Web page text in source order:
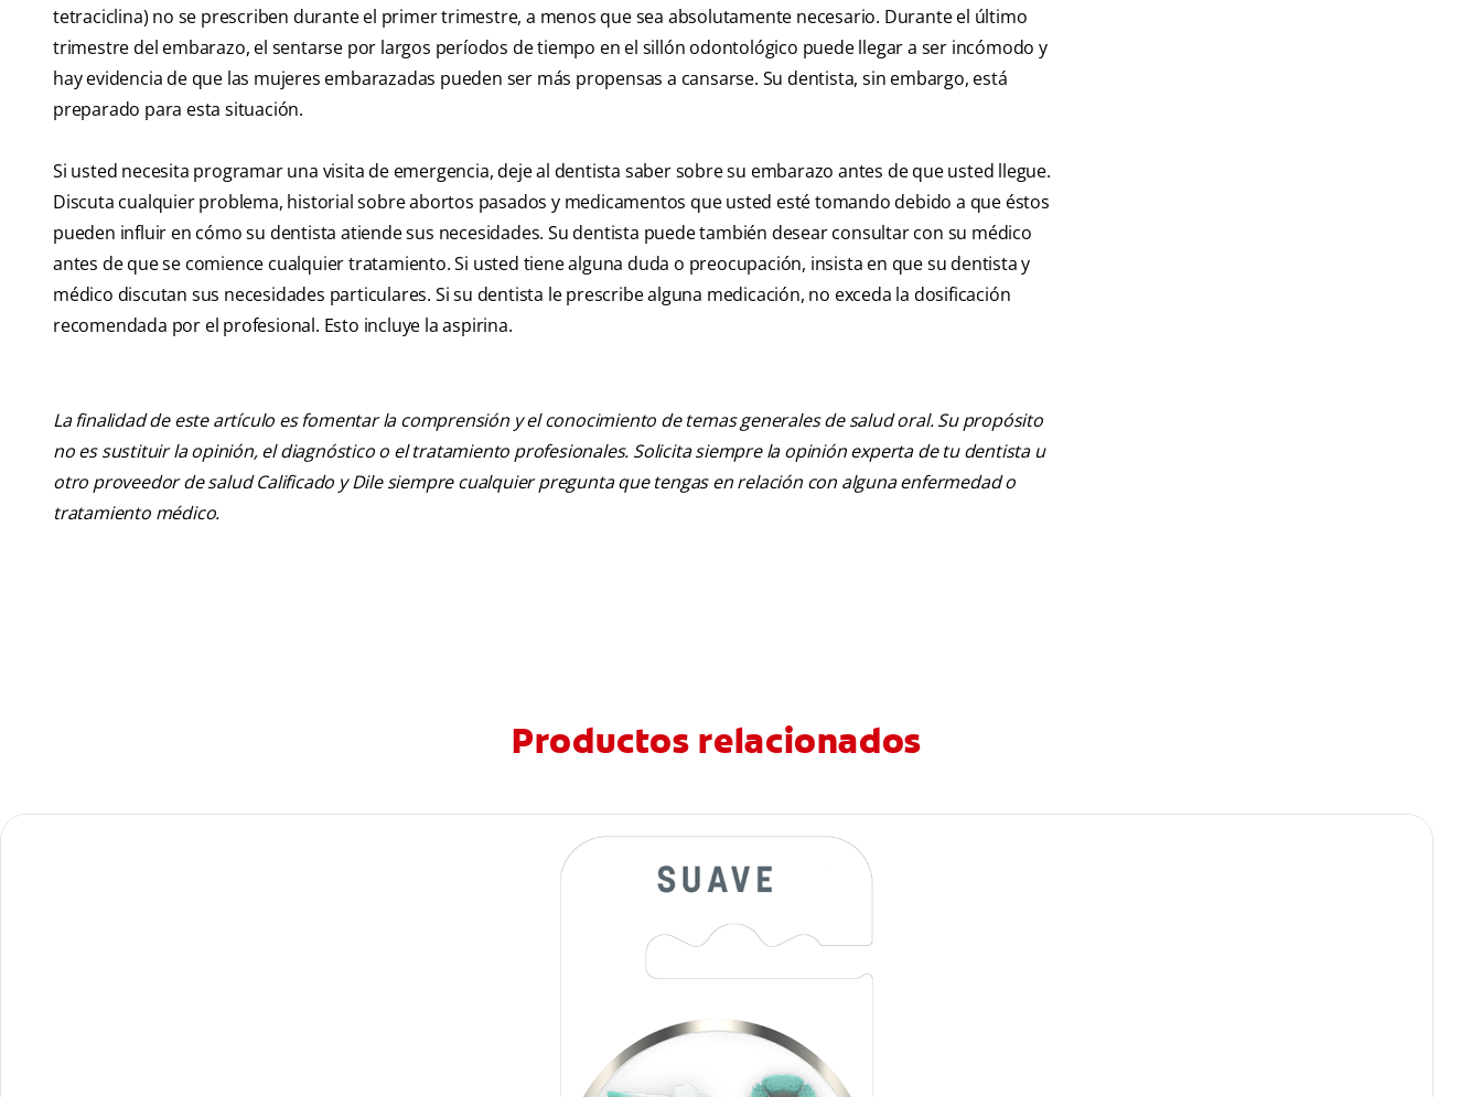
tetraciclina) no se prescriben durante el primer trimestre, a menos que sea absolutamente necesario. Durante el último
trimestre del embarazo, el sentarse por largos períodos de tiempo en el sillón odontológico puede llegar a ser incómodo y
hay evidencia de que las mujeres embarazadas pueden ser más propensas a cansarse. Su dentista, sin embargo, está
preparado para esta situación.
Si usted necesita programar una visita de emergencia, deje al dentista saber sobre su embarazo antes de que usted llegue.
Discuta cualquier problema, historial sobre abortos pasados y medicamentos que usted esté tomando debido a que éstos
pueden influir en cómo su dentista atiende sus necesidades. Su dentista puede también desear consultar con su médico
antes de que se comience cualquier tratamiento. Si usted tiene alguna duda o preocupación, insista en que su dentista y
médico discutan sus necesidades particulares. Si su dentista le prescribe alguna medicación, no exceda la dosificación
recomendada por el profesional. Esto incluye la aspirina.
La finalidad de este artículo es fomentar la comprensión y el conocimiento de temas generales de salud oral. Su propósito
no es sustituir la opinión, el diagnóstico o el tratamiento profesionales. Solicita siempre la opinión experta de tu dentista u
otro proveedor de salud Calificado y Dile siempre cualquier pregunta que tengas en relación con alguna enfermedad o
tratamiento médico.
Productos relacionados